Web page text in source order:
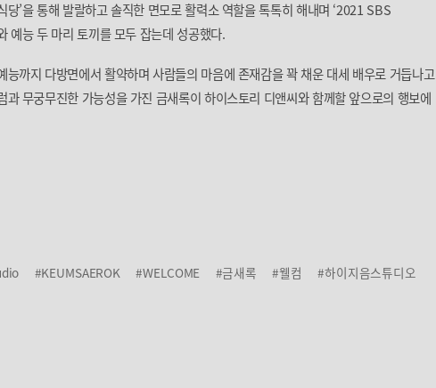
당’을 통해 발랄하고 솔직한 면모로 활력소 역할을 톡톡히 해내며 ‘2021 SBS
예능 두 마리 토끼를 모두 잡는데 성공했다.
능까지 다방면에서 활약하며 사람들의 마음에 존재감을 꽉 채운 대세 배우로 거듭나고
과 무궁무진한 가능성을 가진 금새록이 하이스토리 디앤씨와 함께할 앞으로의 행보에
#KEUMSAEROK #WELCOME #금새록 #웰컴 #하이지음스튜디오